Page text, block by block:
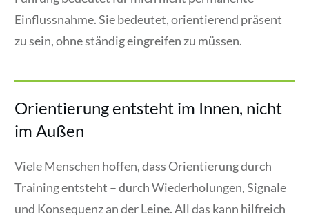
Einflussnahme. Sie bedeutet, orientierend präsent
zu sein, ohne ständig eingreifen zu müssen.
Orientierung entsteht im Innen, nicht
im Außen
Viele Menschen hoffen, dass Orientierung durch
Training entsteht – durch Wiederholungen, Signale
und Konsequenz an der Leine. All das kann hilfreich